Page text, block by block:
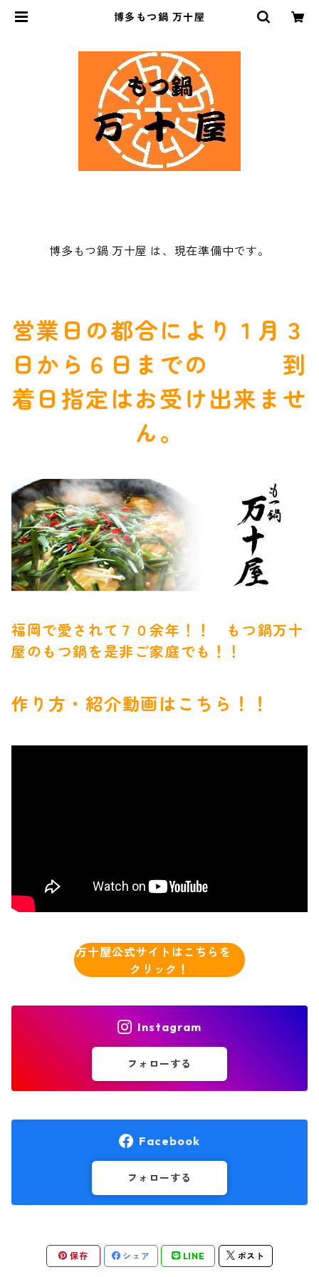
博多もつ鍋 万十屋
博多もつ鍋 万十屋 は、現在準備中です。
営業日の都合により１月３
日から６日までの 到
着日指定はお受け出来ませ
ん。
福岡で愛されて７０余年！！ もつ鍋万十
屋のもつ鍋を是非ご家庭でも！！
作り方・紹介動画はこちら！！
万十屋公式サイトはこちらを
クリック！
Instagram
フォローする
Facebook
フォローする
保存 シェア LINE ポスト